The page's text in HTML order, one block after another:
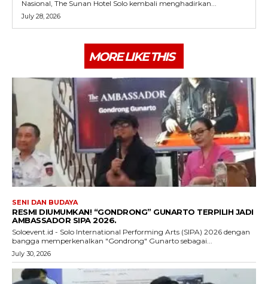
Nasional, The Sunan Hotel Solo kembali menghadirkan...
July 28, 2026
MORE LIKE THIS
SENI DAN BUDAYA
RESMI DIUMUMKAN! “GONDRONG” GUNARTO TERPILIH JADI
AMBASSADOR SIPA 2026.
Soloevent.id - Solo International Performing Arts (SIPA) 2026 dengan
bangga memperkenalkan "Gondrong" Gunarto sebagai...
July 30, 2026